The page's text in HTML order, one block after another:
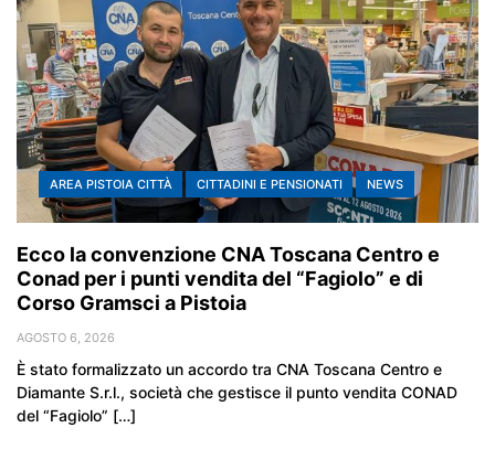
AREA PISTOIA CITTÀ CITTADINI E PENSIONATI NEWS
Ecco la convenzione CNA Toscana Centro e
Conad per i punti vendita del “Fagiolo” e di
Corso Gramsci a Pistoia
AGOSTO 6, 2026
È stato formalizzato un accordo tra CNA Toscana Centro e
Diamante S.r.l., società che gestisce il punto vendita CONAD
del “Fagiolo” […]